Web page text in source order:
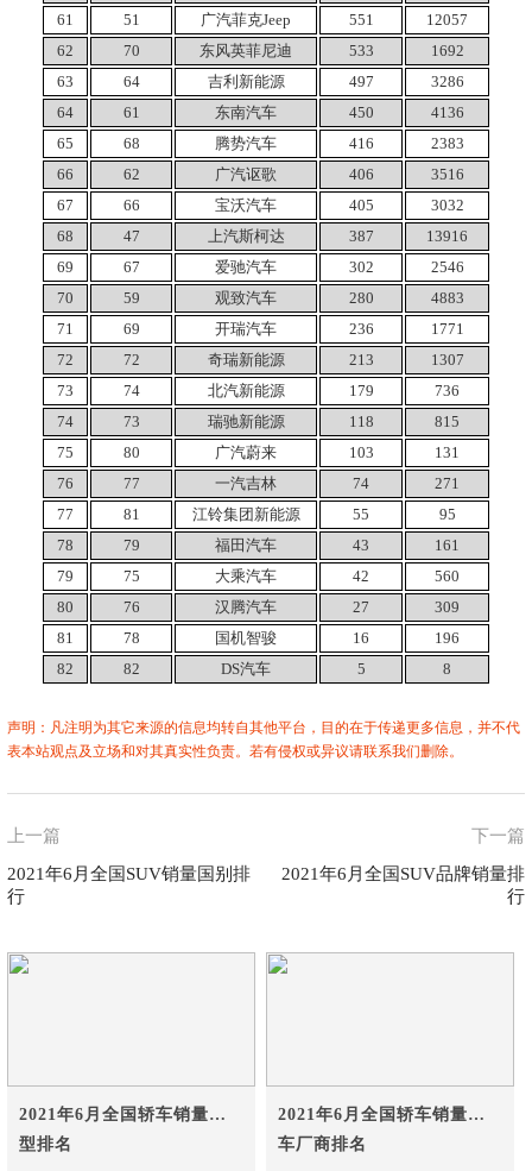
61
51 广汽菲克Jeep 551
12057
62
70 东风英菲尼迪 533
1692
63
64 吉利新能源 497
3286
64
61 东南汽车 450
4136
65
68 腾势汽车 416
2383
66
62 广汽讴歌 406
3516
67
66 宝沃汽车 405
3032
68
47 上汽斯柯达 387
13916
69
67 爱驰汽车 302
2546
70
59 观致汽车 280
4883
71
69 开瑞汽车 236
1771
72
72 奇瑞新能源 213
1307
73
74 北汽新能源 179
736
74
73 瑞驰新能源 118
815
75
80 广汽蔚来 103
131
76
77 一汽吉林 74
271
77
81 江铃集团新能源 55
95
78
79 福田汽车 43
161
79
75 大乘汽车 42
560
80
76 汉腾汽车 27
309
81
78 国机智骏 16
196
82
82 DS汽车 5 8
声明：凡注明为其它来源的信息均转自其他平台，目的在于传递更多信息，并不代
表本站观点及立场和对其真实性负责。若有侵权或异议请联系我们删除。
上一篇
2021年6月全国SUV销量国别排
行
下一篇
2021年6月全国SUV品牌销量排
行
2021年6月全国轿车销量车
型排名
2021年6月全国轿车销量汽
车厂商排名